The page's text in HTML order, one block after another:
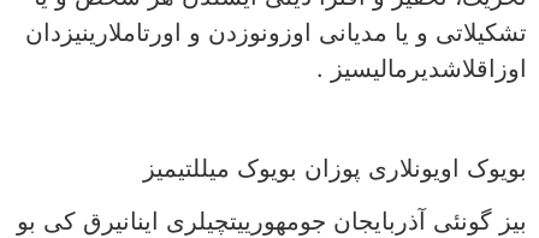
تشکیلاتی و یا مدیانی اوزونوزدن و اورتاملارینیزدان
اوزاقلاشدیرمالیسیز .
بویوک اویونلاری پوزان بویوک میللتیمیز
بیز گونئی آذربایجان جومهورییتچیلری اینانیرق کی بو